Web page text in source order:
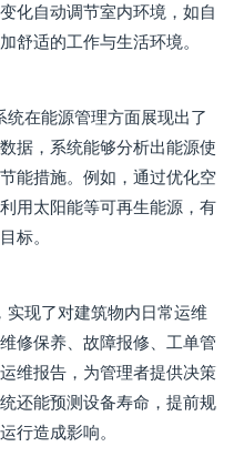
化自动调节室内环境，如自
舒适的工作与生活环境。
在能源管理方面展现出了
据，系统能够分析出能源使
能措施。例如，通过优化空
用太阳能等可再生能源，有
标。
现了对建筑物内日常运维
修保养、故障报修、工单管
维报告，为管理者提供决策
还能预测设备寿命，提前规
行造成影响。